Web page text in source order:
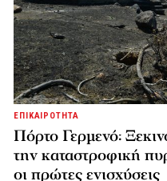
ΕΠΙΚΑΙΡΟΤΗΤΑ
Πόρτο Γερμενό:
την καταστροφική
οι πρώτες ενισχύσεις